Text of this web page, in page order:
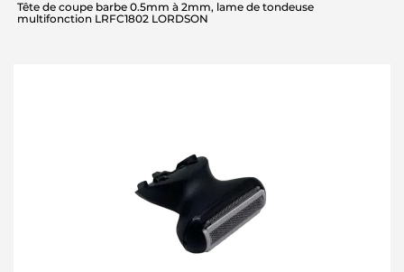
Tête de coupe barbe 0.5mm à 2mm, lame de tondeuse
multifonction LRFC1802 LORDSON